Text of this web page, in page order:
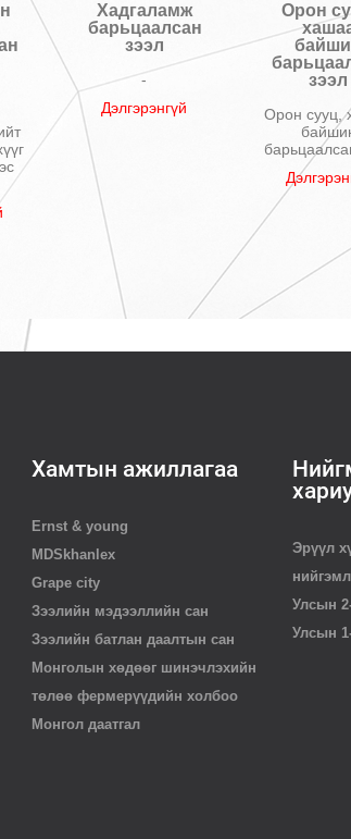
Хадгаламж
барьцаалсан
зээл
-
Дэлгэрэнгүй
Орон
зээл
Орон сууц,
Хамтын ажиллагаа
Ernst & young
MDSkhanlex
Grape city
Зээлийн мэдээллийн сан
Зээлийн батлан даалтын сан
Монголын хөдөөг шинэчлэхийн
төлөө фермерүүдийн холбоо
Монгол даатгал
Эрүүл
Улсын
Улсын